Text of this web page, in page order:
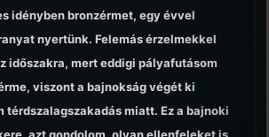
idényben bronzérmet, egy évvel
nyertünk. Felemás érzelmekkel
időszakra, mert eddigi pályafutásom
viszont a bajnokság végét ki
térdszalagszakadás miatt. Ez a bajnoki